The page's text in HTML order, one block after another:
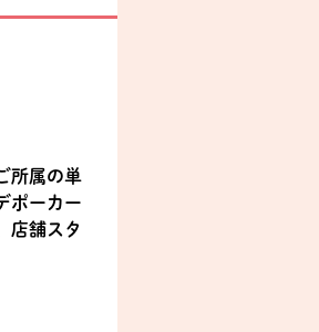
所属の単
ポーカー
店舗スタ